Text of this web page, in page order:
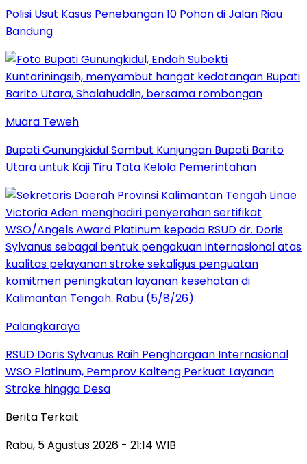
Polisi Usut Kasus Penebangan 10 Pohon di Jalan Riau
Bandung
Muara Teweh
Bupati Gunungkidul Sambut Kunjungan Bupati Barito
Utara untuk Kaji Tiru Tata Kelola Pemerintahan
Palangkaraya
RSUD Doris Sylvanus Raih Penghargaan Internasional
WSO Platinum, Pemprov Kalteng Perkuat Layanan
Stroke hingga Desa
Berita Terkait
Rabu, 5 Agustus 2026 - 21:14 WIB